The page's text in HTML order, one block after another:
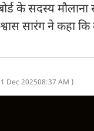
के सदस्य
सारंग ने
Dec 202508:37 AM )